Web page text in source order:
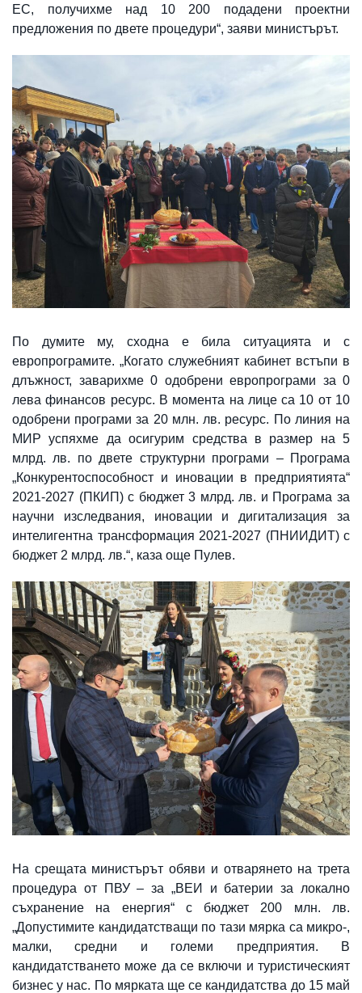
ЕС, получихме над 10 200 подадени проектни
предложения по двете процедури“, заяви министърът.
По думите му, сходна е била ситуацията и с
европрограмите. „Когато служебният кабинет встъпи в
длъжност, заварихме 0 одобрени европрограми за 0
лева финансов ресурс. В момента на лице са 10 от 10
одобрени програми за 20 млн. лв. ресурс. По линия на
МИР успяхме да осигурим средства в размер на 5
млрд. лв. по двете структурни програми – Програма
„Конкурентоспособност и иновации в предприятията“
2021-2027 (ПКИП) с бюджет 3 млрд. лв. и Програма за
научни изследвания, иновации и дигитализация за
интелигентна трансформация 2021-2027 (ПНИИДИТ) с
бюджет 2 млрд. лв.“, каза още Пулев.
На срещата министърът обяви и отварянето на трета
процедура от ПВУ – за „ВЕИ и батерии за локално
съхранение на енергия“ с бюджет 200 млн. лв.
„Допустимите кандидатстващи по тази мярка са микро-,
малки, средни и големи предприятия. В
кандидатстването може да се включи и туристическият
бизнес у нас. По мярката ще се кандидатства до 15 май